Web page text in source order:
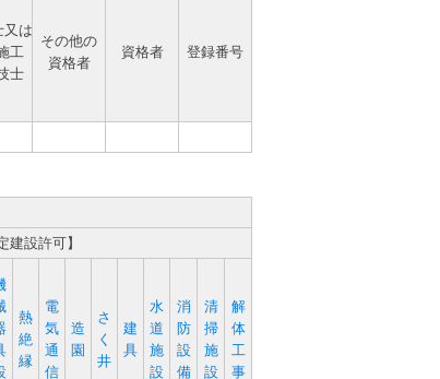
又は
工
士
その他の
資格者
資格者 登録番号
設許可】
熱
絶
縁
電
気
通
信
造
園
さ
く
井
建
具
水
道
施
設
消
防
設
備
清
掃
施
設
解
体
工
事